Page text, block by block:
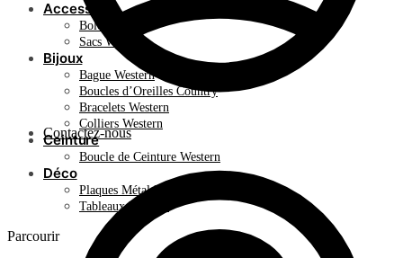
Contactez-nous
Accessoire
Bolo Tie
Sacs Western
Bijoux
Bague Western
Boucles d’Oreilles Country
Bracelets Western
Colliers Western
Ceinture
Boucle de Ceinture Western
Déco
Plaques Métal Déco Américaine
Tableaux Western
Parcourir